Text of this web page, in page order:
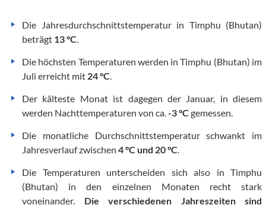
Die Jahresdurchschnittstemperatur in Timphu (Bhutan)
beträgt 13 °C.
Die höchsten Temperaturen werden in Timphu (Bhutan) im
Juli erreicht mit 24 °C.
Der kälteste Monat ist dagegen der Januar, in diesem
werden Nachttemperaturen von ca.-3 °C gemessen.
Die monatliche Durchschnittstemperatur schwankt im
Jahresverlauf zwischen 4 °C und 20 °C.
Die Temperaturen unterscheiden sich also in Timphu
(Bhutan) in den einzelnen Monaten recht stark
voneinander. Die verschiedenen Jahreszeiten sind